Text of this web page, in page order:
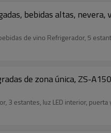
bebidas altas,
de vino Refrigerador, 5
de zona única, ZS-
estantes, luz LED interior, puerta